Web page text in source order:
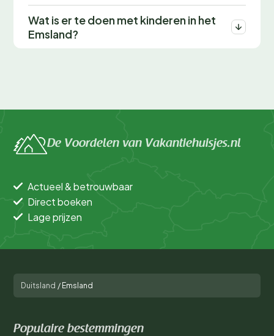
Wat is er te doen met kinderen in het
Emsland?
De Voordelen van Vakantiehuisjes.nl
Actueel & betrouwbaar
Direct boeken
Lage prijzen
Duitsland / Emsland
Populaire bestemmingen